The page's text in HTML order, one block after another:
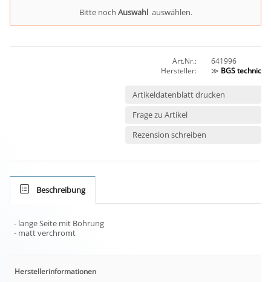
Bitte noch Auswahl auswählen.
Art.Nr.:
641996
Hersteller:
≫ BGS technic
Artikeldatenblatt drucken
Frage zu Artikel
Rezension schreiben
Beschreibung
- lange Seite mit Bohrung
- matt verchromt
Herstellerinformationen